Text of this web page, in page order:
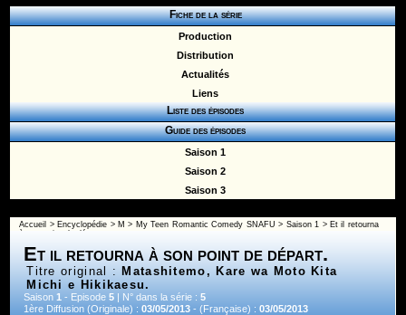
Fiche de la série
Production
Distribution
Actualités
Liens
Liste des épisodes
Guide des épisodes
Saison 1
Saison 2
Saison 3
Accueil > Encyclopédie > M > My Teen Romantic Comedy SNAFU > Saison 1 > Et il retourna
à son point de départ.
Et il retourna à son point de départ.
Titre original : Matashitemo, Kare wa Moto Kita
Michi e Hikikaesu.
Saison1 - Episode5 | N° dans la série :5
1ère Diffusion (Originale) :03/05/2013 - (Française) :03/05/2013